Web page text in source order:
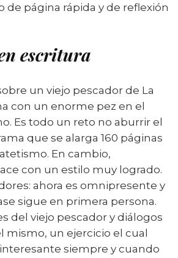
de página rápida y de reflexión
escritura
un viejo pescador de La
con un enorme pez en el
Es todo un reto no aburrir el
que se alarga 160 páginas
En cambio,
con un estilo muy logrado.
ahora es omnipresente y
sigue en primera persona.
del viejo pescador y diálogos
mismo, un ejercicio el cual
siempre y cuando